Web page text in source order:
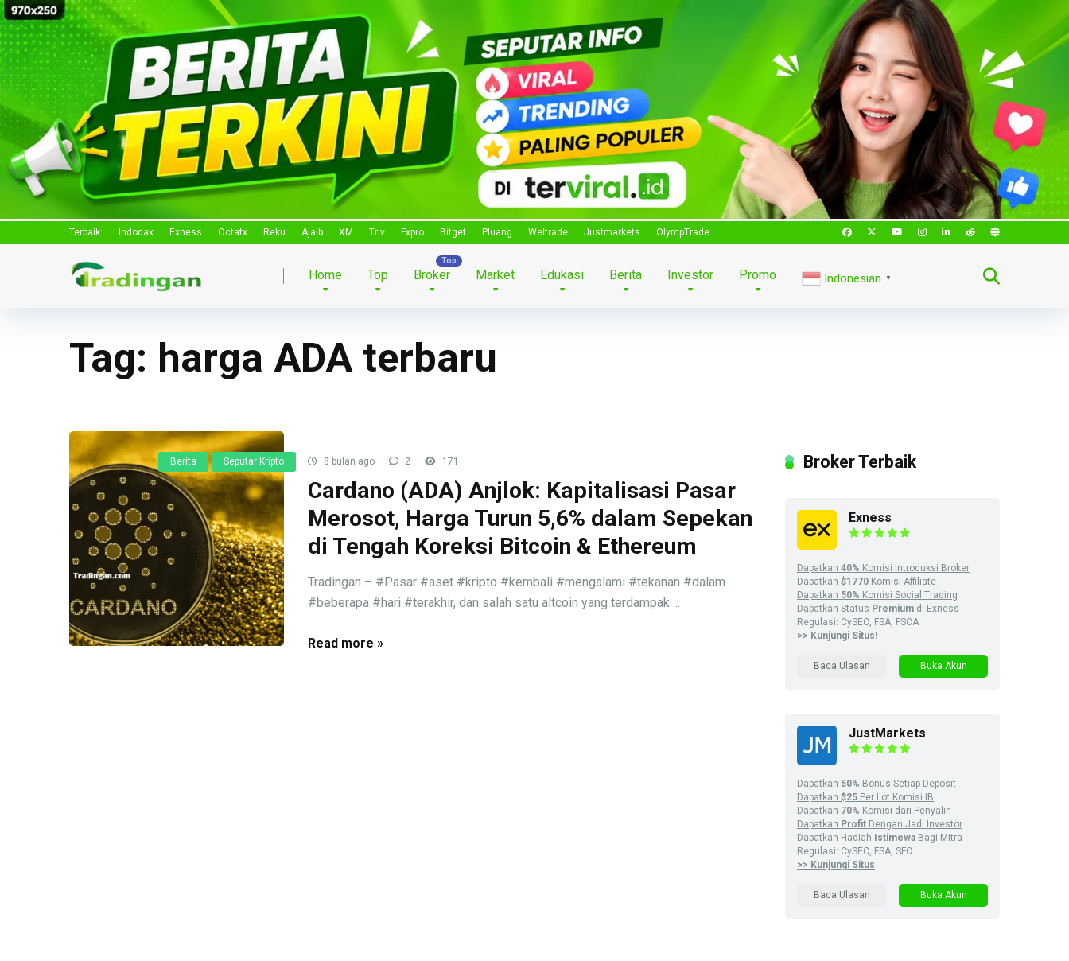
Terbaik: Indodax Exness Octafx Reku Ajaib XM Triv Fxpro Bitget Pluang Weltrade Justmarkets OlympTrade
Home Top Broker Market Edukasi Berita Investor Promo Indonesian ▼
Tag: harga ADA terbaru
Berita Seputar Kripto 8 bulan ago 2 171
Cardano (ADA) Anjlok: Kapitalisasi Pasar
Merosot, Harga Turun 5,6% dalam Sepekan
di Tengah Koreksi Bitcoin & Ethereum
Tradingan – #Pasar #aset #kripto #kembali #mengalami #tekanan #dalam
#beberapa #hari #terakhir, dan salah satu altcoin yang terdampak ...
Read more »
Broker Terbaik
Exness
Dapatkan 40% Komisi Introduksi Broker
Dapatkan $1770 Komisi Affiliate
Dapatkan 50% Komisi Social Trading
Dapatkan Status Premium di Exness
Regulasi: CySEC, FSA, FSCA
>> Kunjungi Situs!
Baca Ulasan Buka Akun
JustMarkets
Dapatkan 50% Bonus Setiap Deposit
Dapatkan $25 Per Lot Komisi IB
Dapatkan 70% Komisi dari Penyalin
Dapatkan Profit Dengan Jadi Investor
Dapatkan Hadiah
Istimewa Bagi Mitra
Regulasi: CySEC, FSA, SFC
>> Kunjungi Situs
Baca Ulasan Buka Akun